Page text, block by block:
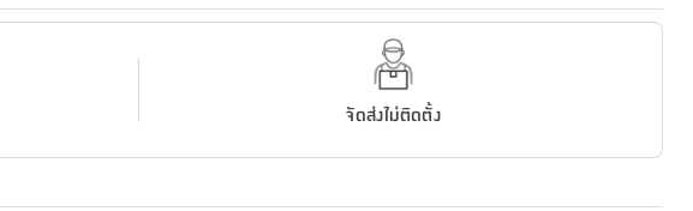
จัดส่งไม่ติดตั้ง